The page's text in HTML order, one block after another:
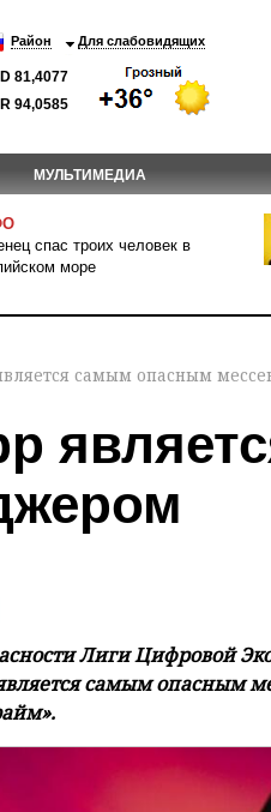
Район Для слабовидящих
81,4077
94,0585
МУЛЬТИМЕДИА
спас троих человек в
море
самым опасным
Лиги Цифровой
самым опасным